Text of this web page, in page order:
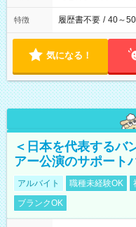
特徴 履歴書不要 / 40～
気になる！
＜日本を代表するバ
アー公演のサポート
アルバイト 職種未経験OK
ブランクOK